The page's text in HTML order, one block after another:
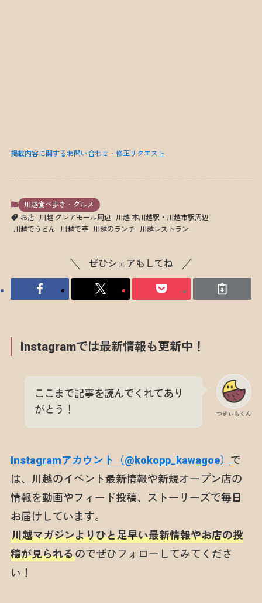
掲載内容に関するお問い合わせ・修正リクエスト
川越食べ歩き・グルメ
お店 川越 クレアモール周辺
川越 本川越駅・川越市駅周辺
川越でうどん
川越で芋 川越のランチ 川越レストラン
ぜひシェアもしてね
Instagramでは最新情報も更新中！
つきぃもくん
ここまで記事を読んでくれてあり
がとう！
Instagramアカウント（@kokopp_kawagoe） で
は、川越のイベント最新情報や新規オープン店の
情報を動画やフィード投稿、ストーリーズで毎日
お届けしています。
川越マガジンよりひと足早い最新情報やお店の投
稿が見られるのでぜひフォローしてみてくださ
い！